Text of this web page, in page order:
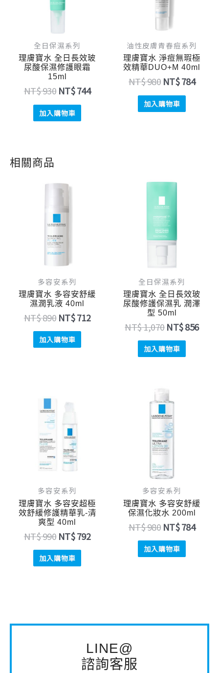
全日保濕系列
理膚寶水 全日長效玻
尿酸保濕修護眼霜
15ml
NT$930 NT$744
加入購物車
油性皮膚青春痘系列
理膚寶水 淨痘無瑕極
效精華DUO+M 40ml
NT$980 NT$784
加入購物車
相關商品
多容安系列
理膚寶水 多容安舒緩
濕潤乳液 40ml
NT$890
原
始
格：
NT$ 890。
NT$712
加入購物車
全日保濕系列
理膚寶水 全日長效玻
尿酸修護保濕乳 潤澤
型 50ml
NT$1,070
原
始
價
格：
NT$ 1,070。
NT$856
加入購物車
多容安系列
理膚寶水 多容安超極
效舒緩修護精華乳-清
爽型 40ml
NT$990
始
格：
NT$ 990。
NT$792
加入購物車
多容安系列
理膚寶水 多容安舒緩
保濕化妝水 200ml
NT$980
原
始
價
格：
NT$ 980。
NT$784
加入購物車
LINE@
諮詢客服